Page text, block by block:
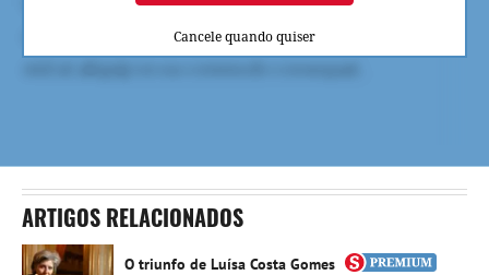
Cancele quando quiser
ARTIGOS RELACIONADOS
O triunfo de Luísa Costa Gomes